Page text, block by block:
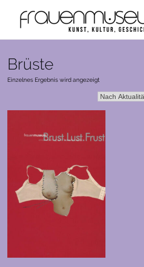
springen
Brüste
Einzelnes Ergebnis wird angezeigt